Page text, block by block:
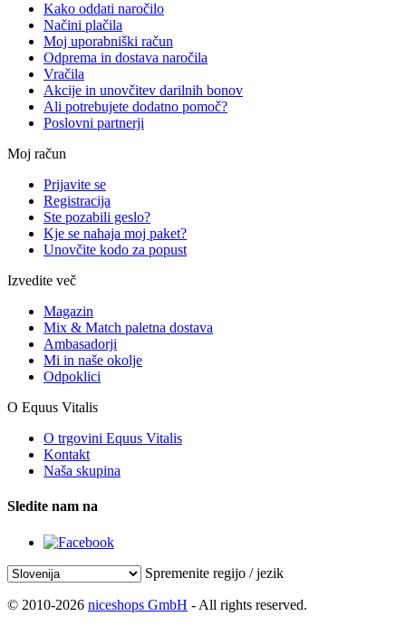
Kako oddati naročilo
Načini plačila
Moj uporabniški račun
Odprema in dostava naročila
Vračila
Akcije in unovčitev darilnih bonov
Ali potrebujete dodatno pomoč?
Poslovni partnerji
Moj račun
Prijavite se
Registracija
Ste pozabili geslo?
Kje se nahaja moj paket?
Unovčite kodo za popust
Izvedite več
Magazin
Mix & Match paletna dostava
Ambasadorji
Mi in naše okolje
Odpoklici
O Equus Vitalis
O trgovini Equus Vitalis
Kontakt
Naša skupina
Sledite nam na
Spremenite regijo / jezik
© 2010-2026 niceshops GmbH - All rights reserved.